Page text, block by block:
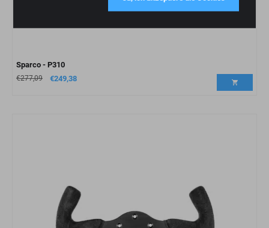
Sparco - P310
€277,09 €249,38